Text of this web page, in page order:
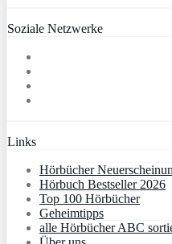
Soziale Netzwerke
Links
Hörbücher
Hörbuch Bestseller 2026
Top 100 Hörbücher
Geheimtipps
alle Hörbücher ABC